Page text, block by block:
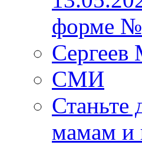
форме
СМИ
Станьте
мамам